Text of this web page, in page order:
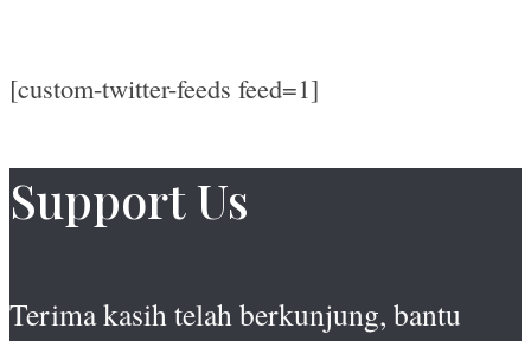
[custom-twitter-feeds feed=1]
Support Us
Terima kasih telah berkunjung, bantu